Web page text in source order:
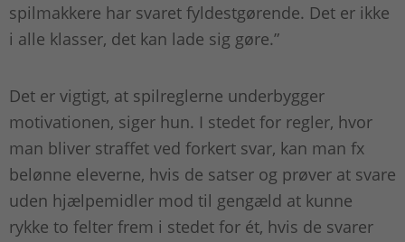
spilmakkere har svaret fyldestgørende. Det er ikke
i alle klasser, det kan lade sig gøre.”
Det er vigtigt, at spilreglerne underbygger
motivationen, siger hun. I stedet for regler, hvor
man bliver straffet ved forkert svar, kan man fx
belønne eleverne, hvis de satser og prøver at svare
uden hjælpemidler mod til gengæld at kunne
rykke to felter frem i stedet for ét, hvis de svarer